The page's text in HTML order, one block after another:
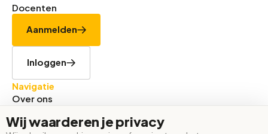
Docenten
Aanmelden
Inloggen
Navigatie
Over ons
Tarieven
Wij waarderen je privacy